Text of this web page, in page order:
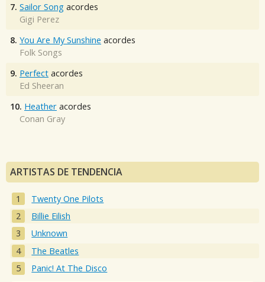
7. Sailor Song acordes
Gigi Perez
8. You Are My Sunshine acordes
Folk Songs
9. Perfect acordes
Ed Sheeran
10. Heather acordes
Conan Gray
ARTISTAS DE TENDENCIA
Twenty One Pilots
Billie Eilish
Unknown
The Beatles
Panic! At The Disco